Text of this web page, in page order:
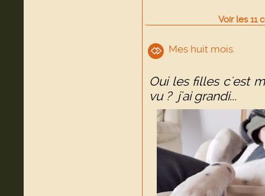
Voir les11
Mes huit mois.
Oui les filles c'est
vu ? j'ai grandi...